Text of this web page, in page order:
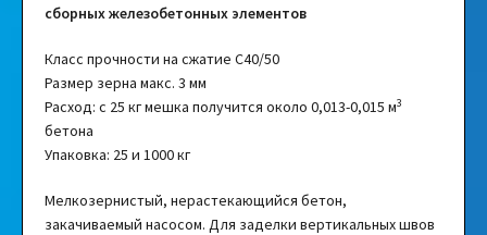
сборных железобетонных элементов
Класс прочности на сжатие C40/50
Размер зерна макс. 3 мм
Расход: с 25 кг мешка получится около 0,013-0,015 м3
бетона
Упаковка: 25 и 1000 кг
Мелкозернистый, нерастекающийся бетон,
закачиваемый насосом. Для заделки вертикальных швов